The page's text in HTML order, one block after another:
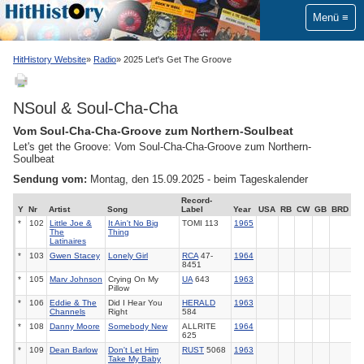
Menü
HitHistory Website Radio 2025 Let's Get The Groove
NSoul & Soul-Cha-Cha
Vom Soul-Cha-Cha-Groove zum Northern-Soulbeat
Let's get the Groove: Vom Soul-Cha-Cha-Groove zum Northern-
Soulbeat
Sendung vom: Montag, den 15.09.2025 - beim Tageskalender
Y Nr Artist Song
Record-
Label
Year USA RB CW GB BRD
*
102
Little Joe &
The
Latinaires
It Ain't No Big
Thing
TOMI 113 1965
* 103 Gwen Stacey Lonely Girl RCA 47-
8451
1964
* 105 Marv Johnson
Crying On My
Pillow
UA 643 1963
* 106
Eddie & The
Channels
Did I Hear You
Right
HERALD
584
1963
* 108 Danny Moore Somebody New
ALLRITE
625
1964
* 109 Dean Barlow
Don't Let Him
Take My Baby
RUST 5068 1963